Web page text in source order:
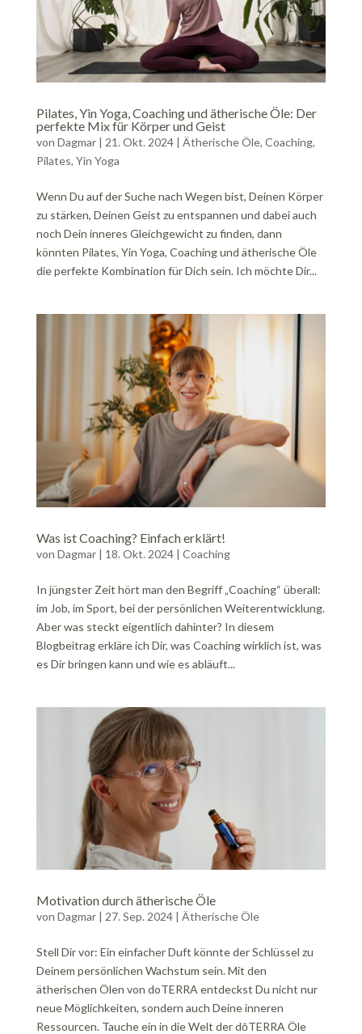
Pilates, Yin Yoga, Coaching und ätherische Öle: Der
perfekte Mix für Körper und Geist
von Dagmar| 21. Okt. 2024| Ätherische Öle, Coaching,
Pilates, Yin Yoga
Wenn Du auf der Suche nach Wegen bist, Deinen Körper
zu stärken, Deinen Geist zu entspannen und dabei auch
noch Dein inneres Gleichgewicht zu finden, dann
könnten Pilates, Yin Yoga, Coaching und ätherische Öle
die perfekte Kombination für Dich sein. Ich möchte Dir...
Was ist Coaching? Einfach erklärt!
von Dagmar| 18. Okt. 2024| Coaching
In jüngster Zeit hört man den Begriff „Coaching“ überall:
im Job, im Sport, bei der persönlichen Weiterentwicklung.
Aber was steckt eigentlich dahinter? In diesem
Blogbeitrag erkläre ich Dir, was Coaching wirklich ist, was
es Dir bringen kann und wie es abläuft...
Motivation durch ätherische Öle
von Dagmar| 27. Sep. 2024| Ätherische Öle
Stell Dir vor: Ein einfacher Duft könnte der Schlüssel zu
Deinem persönlichen Wachstum sein. Mit den
ätherischen Ölen von doTERRA entdeckst Du nicht nur
neue Möglichkeiten, sondern auch Deine inneren
Ressourcen. Tauche ein in die Welt der dōTERRA Öle